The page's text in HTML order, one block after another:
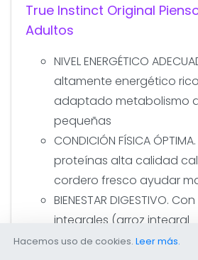
True Instinct Original
Adultos
NIVEL ENERGÉTICO
altamente energético
adaptado metabolismo
pequeñas
CONDICIÓN FÍSICA
proteínas alta calidad
cordero fresco ayudar
BIENESTAR DIGESTIVO.
integrales (arroz integral
Hacemos uso de cookies. Leer más.